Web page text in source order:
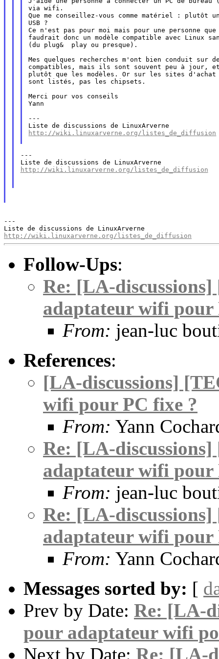
via wifi.
Que me conseillez-vous comme matériel : plutôt
USB ?
Ce n'est pas pour moi mais pour une personne
faudrait donc un modèle compatible avec Linux
(du plug&  play ou presque).
Mes quelques recherches m'ont bien conduit sur
compatibles, mais ils sont souvent peu à
plutôt que les modèles. Or sur les sites d'achat
sont listés, pas les chipsets.
Merci pour vos conseils
Yann
---
http://wiki.linuxarverne.org/listes_de_diffusion
---
http://wiki.linuxarverne.org/listes_de_diffusion
---
http://wiki.linuxarverne.org/listes_de_diffusion
Follow-Ups:
Re: [LA-
adaptateur wifi pour
From: jean-luc
References:
[LA-discussions]
wifi pour PC fixe ?
From: Yann
Re: [LA-
adaptateur wifi pour
From: jean-luc
Re: [LA-
adaptateur wifi pour
From: Yann
Messages sorted by: [
Prev by Date: Re: [LA-
pour adaptateur wifi
Next by Date: Re: [LA-